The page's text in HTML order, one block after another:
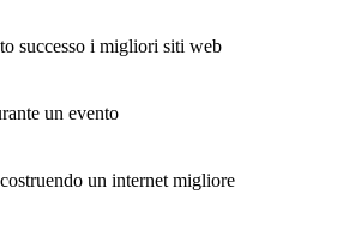
successo i migliori siti web
un evento
un internet migliore